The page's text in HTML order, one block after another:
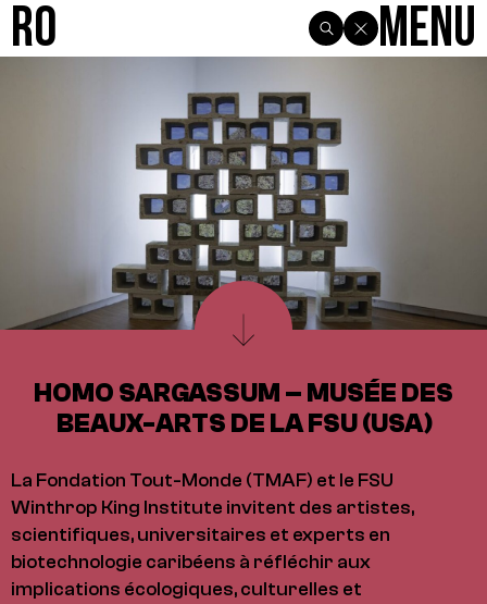
R0 Menu
HOMO SARGASSUM – MUSÉE DES
BEAUX-ARTS DE LA FSU (USA)
La Fondation Tout-Monde (TMAF) et le FSU
Winthrop King Institute invitent des artistes,
scientifiques, universitaires et experts en
biotechnologie caribéens à réfléchir aux
implications écologiques, culturelles et